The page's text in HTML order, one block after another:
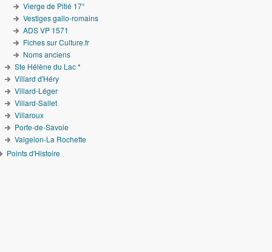
Vierge de Pitié 17°
Vestiges gallo-romains
ADS VP 1571
Fiches sur Culture.fr
Noms anciens
Ste Hélène du Lac *
Villard d'Héry
Villard-Léger
Villard-Sallet
Villaroux
Porte-de-Savoie
Valgelon-La Rochette
Points d'Histoire